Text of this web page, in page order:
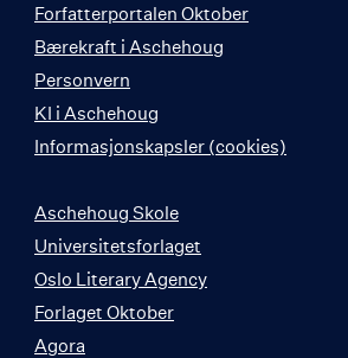
Forfatterportalen Oktober
Bærekraft i Aschehoug
Personvern
KI i Aschehoug
Informasjonskapsler (cookies)
Aschehoug Skole
Universitetsforlaget
Oslo Literary Agency
Forlaget Oktober
Agora